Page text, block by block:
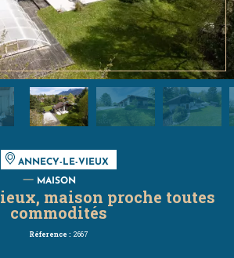
ANNECY-LE-VIEUX
MAISON
maison proche toutes
commodités
Réference : 2667